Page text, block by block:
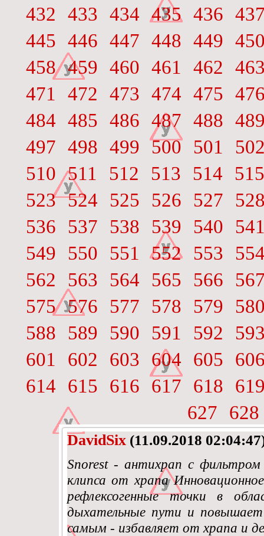
432
433 434 435 436
445 446 447 448 449
458 459 460 461 462
471
472 473 474 475
484 485 486 487 488
497 498 499 500 501
510 511 512 513 514
515
523 524 525 526 527
536
537 538 539 540
549
550 551 552 553
562
563 564 565 566
575 576 577 578 579
588
589 590 591 592
601
602 603 604 605
614
615 616 617 618
627
628
DavidSix (11.09.2018
Snorest - антихрап с фильтром
клипса от храпа
рефлексогенные точки в
дыхательные пути и
самым - избавляет от храпа и